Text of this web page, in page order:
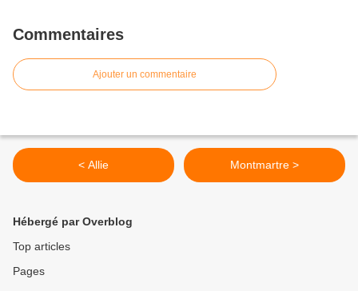
Commentaires
Ajouter un commentaire
< Allie Montmartre >
Hébergé par Overblog
Top articles
Pages